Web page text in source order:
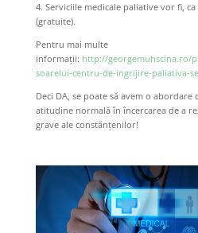
4. Serviciile medicale paliative vor fi,
(gratuite).
Pentru mai multe
informații: http://georgemuhscina.ro/
soarelui-centru-de-ingrijire-paliativa-
Deci DA, se poate să avem o abordare
atitudine normală în încercarea de a
grave ale constănțenilor!